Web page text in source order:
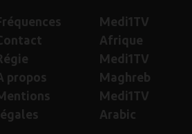
Medi1TV
Afrique
Medi1TV
Maghreb
Medi1TV
Arabic
propos